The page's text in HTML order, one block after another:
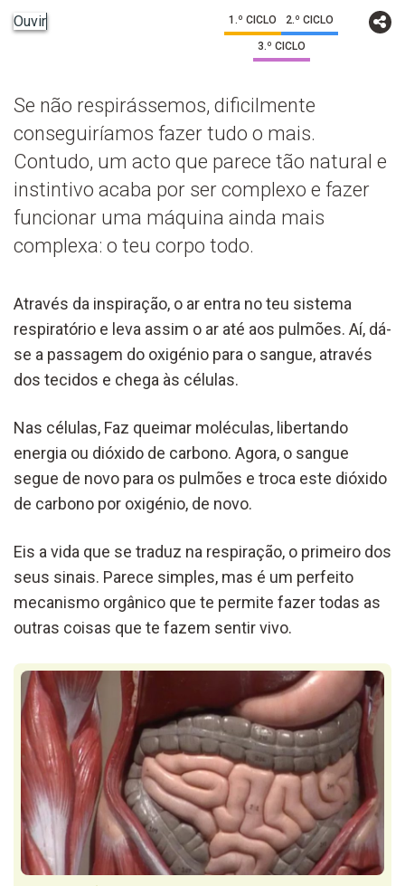
Ouvir 1.º CICLO 2.º CICLO
3.º CICLO
Se não respirássemos, dificilmente
conseguiríamos fazer tudo o mais.
Contudo, um acto que parece tão natural e
instintivo acaba por ser complexo e fazer
funcionar uma máquina ainda mais
complexa: o teu corpo todo.
Através da inspiração, o ar entra no teu sistema
respiratório e leva assim o ar até aos pulmões. Aí, dá-
se a passagem do oxigénio para o sangue, através
dos tecidos e chega às células.
Nas células, Faz queimar moléculas, libertando
energia ou dióxido de carbono. Agora, o sangue
segue de novo para os pulmões e troca este dióxido
de carbono por oxigénio, de novo.
Eis a vida que se traduz na respiração, o primeiro dos
seus sinais. Parece simples, mas é um perfeito
mecanismo orgânico que te permite fazer todas as
outras coisas que te fazem sentir vivo.